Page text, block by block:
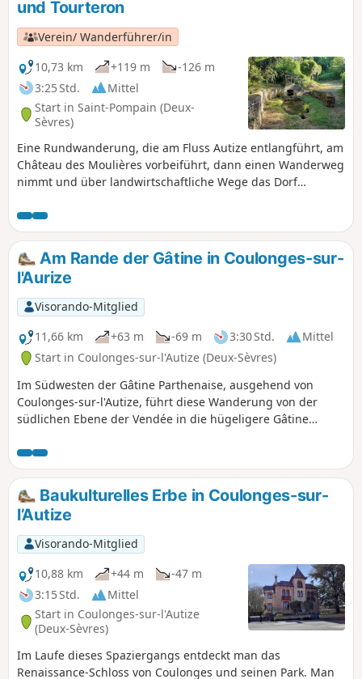
und Tourteron
Verein/ Wanderführer/in
10,73 km
+119 m
-126 m
3:25 Std.
Mittel
Start in Saint-Pompain (Deux-
Sèvres)
Eine Rundwanderung, die am Fluss Autize entlangführt, am
Château des Moulières vorbeiführt, dann einen Wanderweg
nimmt und über landwirtschaftliche Wege das Dorf
und zum Waschhaus von Tourteron führt die Wanderung
weiter durch die mit Windrädern übersäte Ebene, folgt
dann einer alten Eisenbahnstrecke, führt unter einem
Viadukt hindurch und kehrt entlang der Wiesen am Ufer
der Autize zurück bis zur Moulin de Dray, um von dort
wieder nach Saint-Pompain aufzusteigen.
Am Rande der Gâtine in Coulonges-sur-
l'Aurize
Visorando-Mitglied
11,66 km
+63 m -69 m 3:30 Std.
Mittel
Start in Coulonges-sur-l'Autize (Deux-Sèvres)
Im Südwesten der Gâtine Parthenaise, ausgehend von
Coulonges-sur-l'Autize, führt diese Wanderung von der
südlichen Ebene der Vendée in die hügeligere Gâtine
Baukulturelles Erbe in Coulonges-sur-
l’Autize
Visorando-Mitglied
10,88 km
+44 m
-47 m
3:15 Std.
Mittel
Start in Coulonges-sur-l'Autize
(Deux-Sèvres)
Im Laufe dieses Spaziergangs entdeckt man das
Renaissance-Schloss von Coulonges und seinen Park. Man